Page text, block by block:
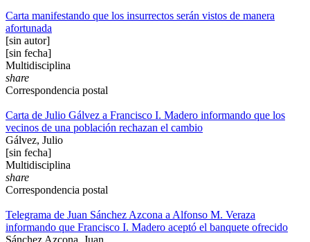
Carta manifestando que los insurrectos serán vistos de manera
afortunada
[sin autor]
[sin fecha]
Multidisciplina
share
Correspondencia postal
Carta de Julio Gálvez a Francisco I. Madero informando que los
vecinos de una población rechazan el cambio
Gálvez, Julio
[sin fecha]
Multidisciplina
share
Correspondencia postal
Telegrama de Juan Sánchez Azcona a Alfonso M. Veraza
informando que Francisco I. Madero aceptó el banquete ofrecido
Sánchez Azcona, Juan